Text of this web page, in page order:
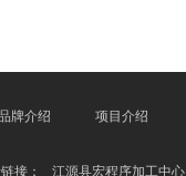
牌介绍 项目介绍
接： 江源县宏程序加工中心